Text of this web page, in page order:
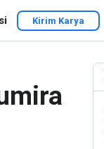
Kirim Karya